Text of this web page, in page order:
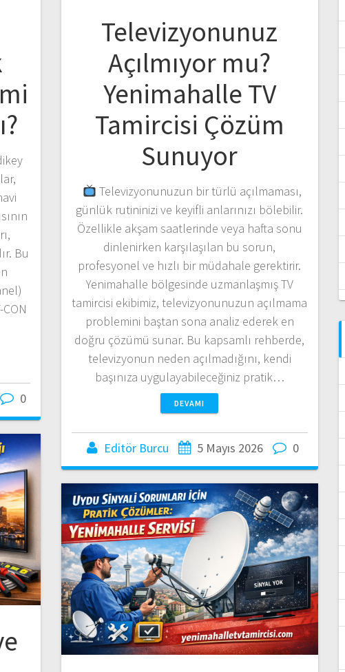
Bu
0
Televizyonunuz
Açılmıyor mu?
Yenimahalle TV
Tamircisi Çözüm
Sunuyor
Televizyonunuzun bir türlü açılmaması,
günlük rutininizi ve keyifli anlarınızı bölebilir.
Özellikle akşam saatlerinde veya hafta sonu
dinlenirken karşılaşılan bu sorun,
profesyonel ve hızlı bir müdahale gerektirir.
Yenimahalle bölgesinde uzmanlaşmış TV
tamircisi ekibimiz, televizyonunuzun açılmama
problemini baştan sona analiz ederek en
doğru çözümü sunar. Bu kapsamlı rehberde,
televizyonun neden açılmadığını, kendi
başınıza uygulayabileceğiniz pratik…
DEVAMI
Editör Burcu 5 Mayıs 2026 0